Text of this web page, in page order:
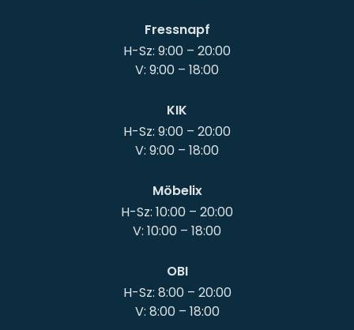
Fressnapf
H-Sz: 9:00 – 20:00
KIK
H-Sz: 9:00 – 20:00
Möbelix
H-Sz: 10:00 – 20:00
OBI
H-Sz: 8:00 – 20:00
V: 8:00 – 18:00